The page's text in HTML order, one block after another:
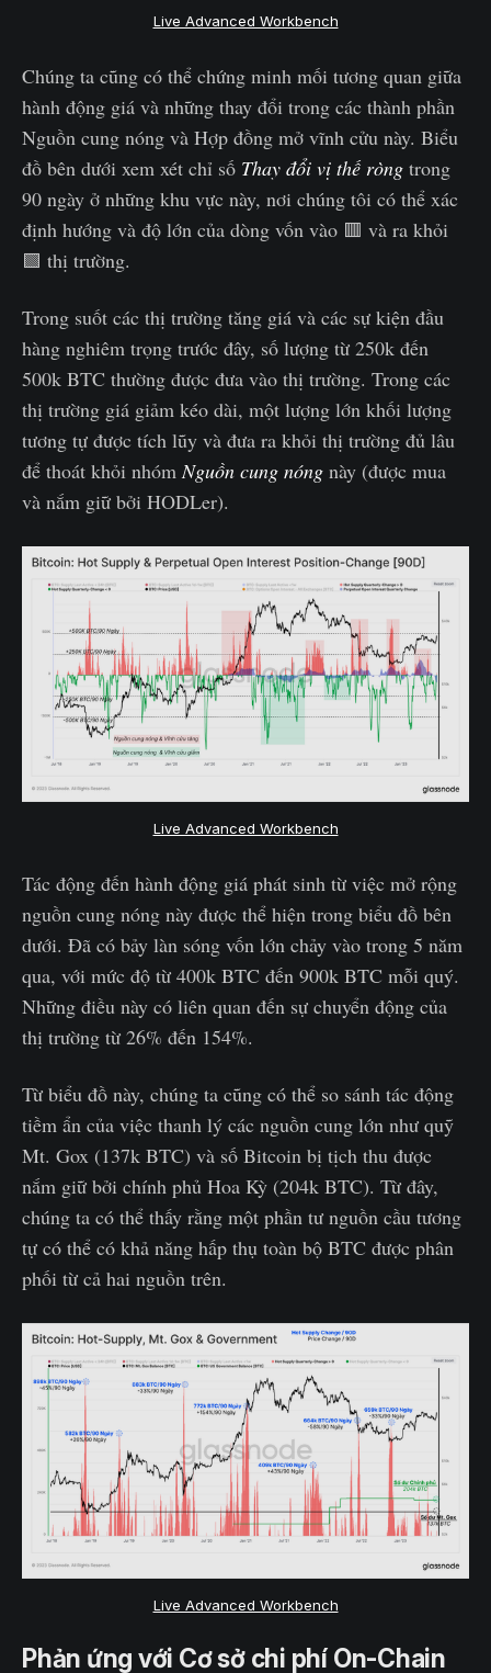
Live Advanced Workbench
Chúng ta cũng có thể chứng minh mối tương quan giữa
hành động giá và những thay đổi trong các thành phần
Nguồn cung nóng và Hợp đồng mở vĩnh cửu này. Biểu
đồ bên dưới xem xét chỉ số Thay đổi vị thế ròng trong
90 ngày ở những khu vực này, nơi chúng tôi có thể xác
định hướng và độ lớn của dòng vốn vào 🟥 và ra khỏi
🟩 thị trường.
Trong suốt các thị trường tăng giá và các sự kiện đầu
hàng nghiêm trọng trước đây, số lượng từ 250k đến
500k BTC thường được đưa vào thị trường. Trong các
thị trường giá giảm kéo dài, một lượng lớn khối lượng
tương tự được tích lũy và đưa ra khỏi thị trường đủ lâu
để thoát khỏi nhómNguồn cung nóng này (được mua
và nắm giữ bởi HODLer).
Live Advanced Workbench
Tác động đến hành động giá phát sinh từ việc mở rộng
nguồn cung nóng này được thể hiện trong biểu đồ bên
dưới. Đã có bảy làn sóng vốn lớn chảy vào trong 5 năm
qua, với mức độ từ 400k BTC đến 900k BTC mỗi quý.
Những điều này có liên quan đến sự chuyển động của
thị trường từ 26% đến 154%.
Từ biểu đồ này, chúng ta cũng có thể so sánh tác động
tiềm ẩn của việc thanh lý các nguồn cung lớn như quỹ
Mt. Gox (137k BTC) và số Bitcoin bị tịch thu được
nắm giữ bởi chính phủ Hoa Kỳ (204k BTC). Từ đây,
chúng ta có thể thấy rằng một phần tư nguồn cầu tương
tự có thể có khả năng hấp thụ toàn bộ BTC được phân
phối từ cả hai nguồn trên.
Live Advanced Workbench
Phản ứng với Cơ sở chi phí On-Chain